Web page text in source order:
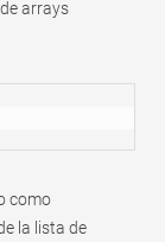
arrays
como
la lista de